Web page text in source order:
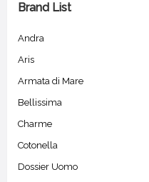
Brand List
Andra
Aris
Armata di Mare
Bellissima
Charme
Cotonella
Dossier Uomo